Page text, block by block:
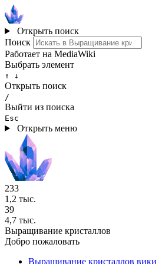
Открыть поиск
Поиск
Работает на MediaWiki
Выбрать элемент
↑ ↓
Открыть поиск
/
Выйти из поиска
Esc
Открыть меню
233
1,2 тыс.
39
4,7 тыс.
Выращивание кристаллов
Добро пожаловать
Выращивание кристаллов вики